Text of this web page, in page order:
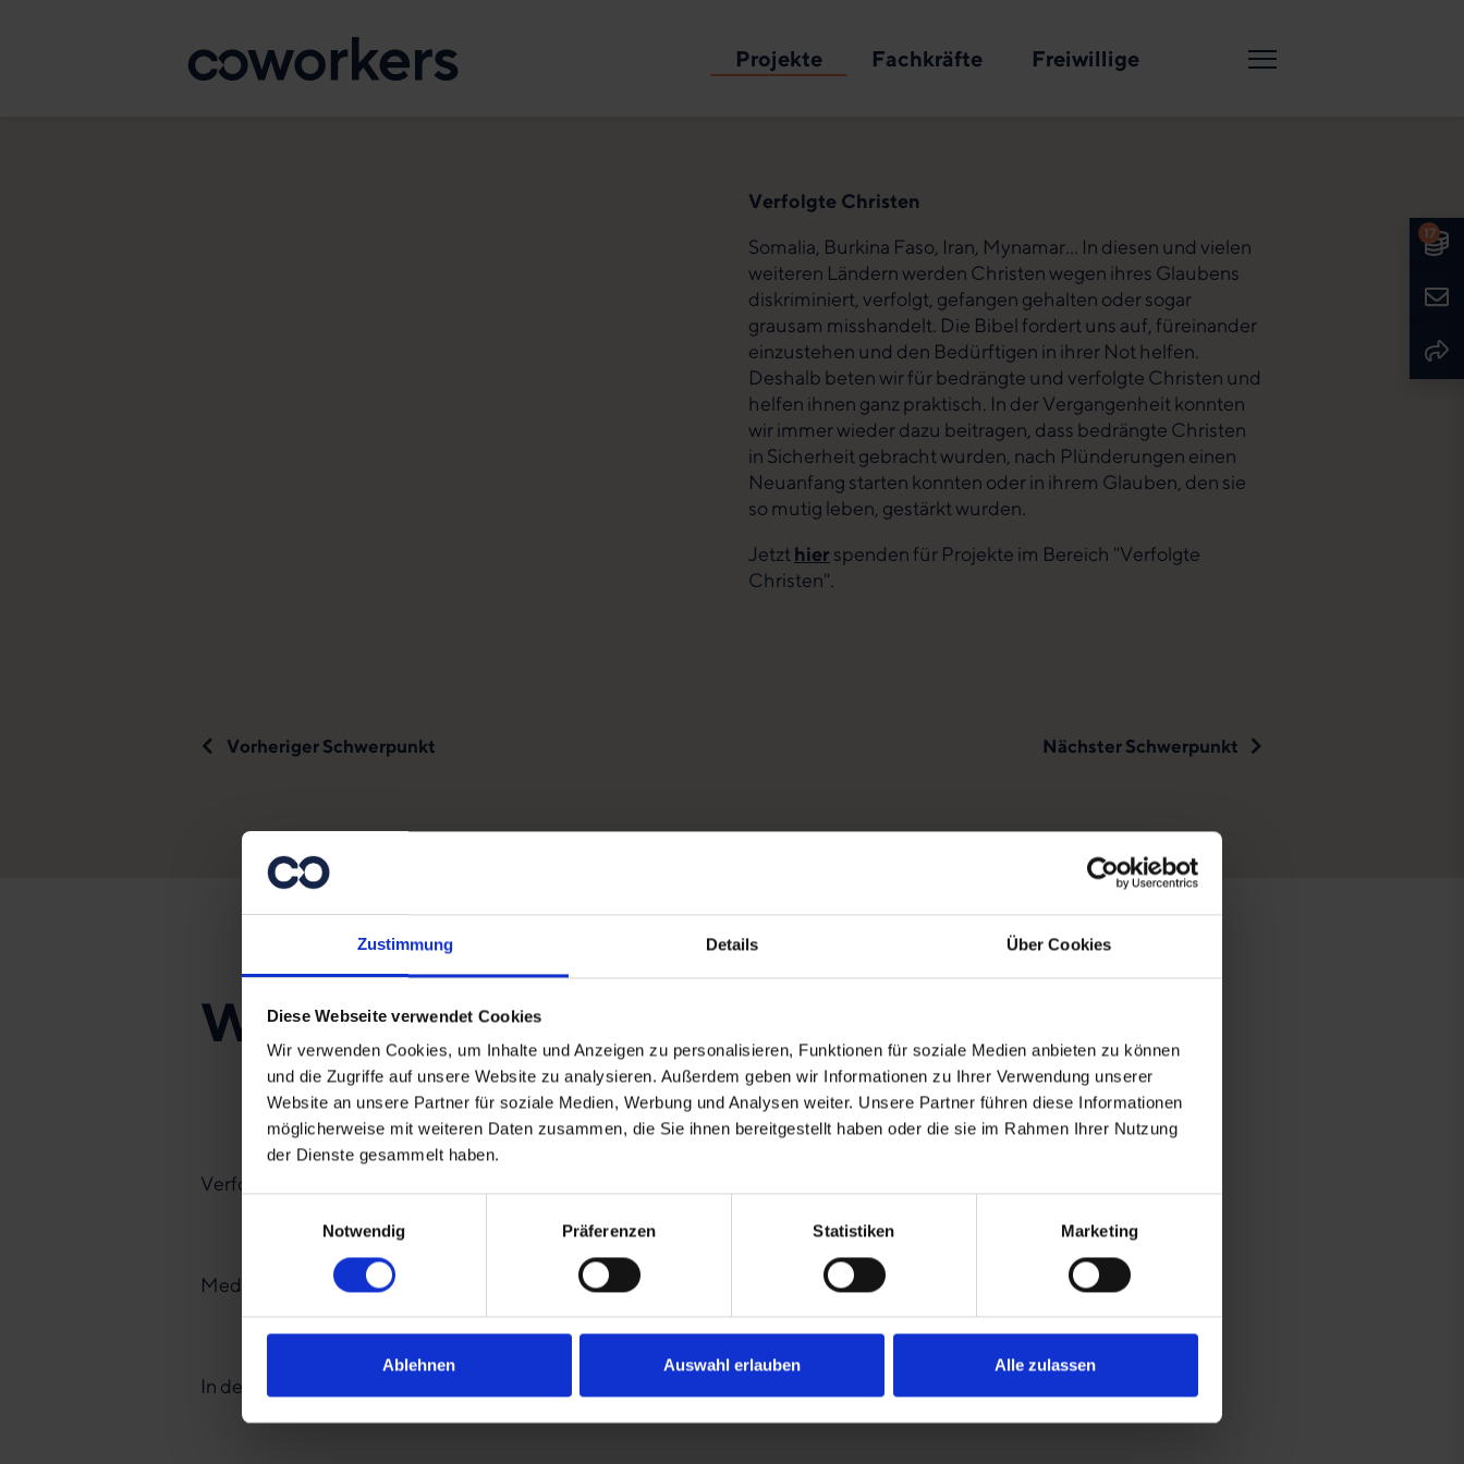
Zustimmung Details Über Cookies
Diese Webseite verwendet Cookies
Wir verwenden Cookies, um Inhalte und Anzeigen zu personalisieren, Funktionen für soziale Medien anbieten zu können
und die Zugriffe auf unsere Website zu analysieren. Außerdem geben wir Informationen zu Ihrer Verwendung unserer
Website an unsere Partner für soziale Medien, Werbung und Analysen weiter. Unsere Partner führen diese Informationen
möglicherweise mit weiteren Daten zusammen, die Sie ihnen bereitgestellt haben oder die sie im Rahmen Ihrer Nutzung
der Dienste gesammelt haben.
Notwendig
Präferenzen Statistiken Marketing
Ablehnen Auswahl erlauben Alle zulassen
17
Projekte Fachkräfte Freiwillige Spenden
Sprache
Verfolgte Christen
Somalia, Burkina Faso, Iran, Mynamar… In diesen und vielen
weiteren Ländern werden Christen wegen ihres Glaubens
diskriminiert, verfolgt, gefangen gehalten oder sogar
grausam misshandelt. Die Bibel fordert uns auf, füreinander
einzustehen und den Bedürftigen in ihrer Not helfen.
Deshalb beten wir für bedrängte und verfolgte Christen und
helfen ihnen ganz praktisch. In der Vergangenheit konnten
wir immer wieder dazu beitragen, dass bedrängte Christen
in Sicherheit gebracht wurden, nach Plünderungen einen
Neuanfang starten konnten oder in ihrem Glauben, den sie
so mutig leben, gestärkt wurden.
Jetzthier spenden für Projekte im Bereich "Verfolgte
Christen".
Vorheriger Schwerpunkt Nächster Schwerpunkt
Weitere Schwerpunkte
Verfolgte Christen
Medizinisch versorgen
In der Not helfen